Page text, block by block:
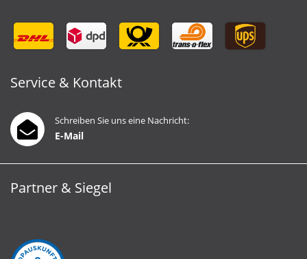
Service & Kontakt
Schreiben Sie uns eine Nachricht:
E-Mail
Partner & Siegel